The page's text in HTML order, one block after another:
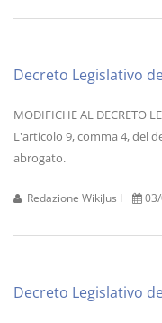
Decreto Legislativo
MODIFICHE AL DECRETO
L'articolo 9, comma 4, del
abrogato.
Redazione WikiJus I
Decreto Legislativo